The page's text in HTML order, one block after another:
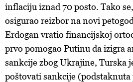
inflaciju iznad 70 posto. Tako
osigurao reizbor na novi
Erdogan vratio financijskoj
prvo pomogao Putinu da izigra
sankcije zbog Ukrajine, Turska
poštovati sankcije